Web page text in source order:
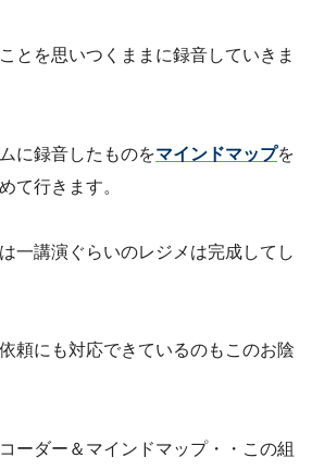
とを思いつくままに録音していきま
に録音したものをマインドマップを
て行きます。
一講演ぐらいのレジメは完成してし
頼にも対応できているのもこのお陰
ーダー＆マインドマップ・・この組